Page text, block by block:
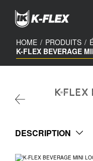
content
HOME / PRODUITS /
K-FLEX BEVERAGE
K-FLEX
DESCRIPTION